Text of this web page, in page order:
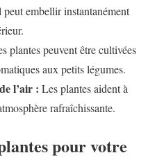
embellir instantanément
plantes peuvent être cultivées
aux petits légumes.
l’air : Les plantes aident à
rafraîchissante.
pour votre